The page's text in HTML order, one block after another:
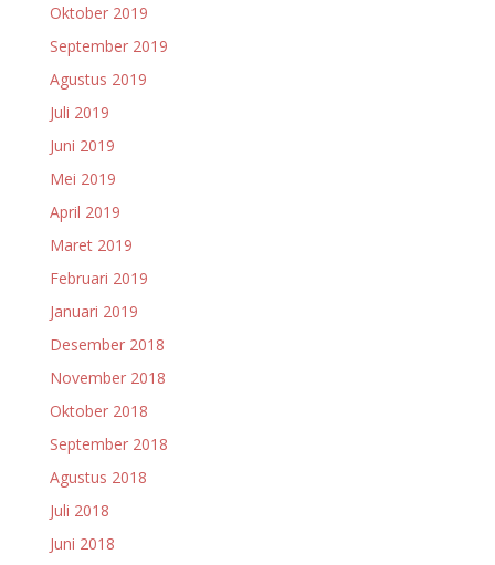
Oktober 2019
September 2019
Agustus 2019
Juli 2019
Juni 2019
Mei 2019
April 2019
Maret 2019
Februari 2019
Januari 2019
Desember 2018
November 2018
Oktober 2018
September 2018
Agustus 2018
Juli 2018
Juni 2018